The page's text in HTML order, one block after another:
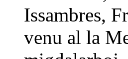
Issambres,
venu al la